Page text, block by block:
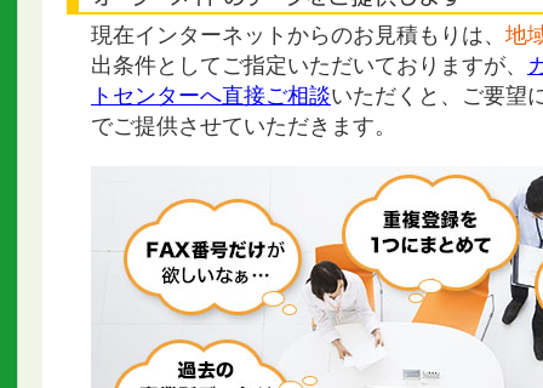
現在インターネットからのお見積もりは、 地
出条件としてご指定いただいておりますが、
トセンターへ直接ご相談いただくと、ご要望
でご提供させていただきます。